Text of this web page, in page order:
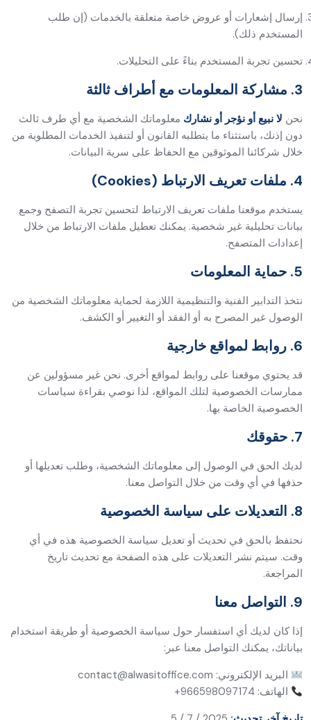
إرسال إشعارات أو عروض خاصة متعلقة بالخدمات (إن طلب
المستخدم ذلك).
تحسين تجربة المستخدم بناءً على التحليلات.
3. مشاركة المعلومات مع أطراف ثالثة
نحن لا نبيع أو نؤجر أو نشارك معلوماتك الشخصية مع أي طرف ثالث
دون إذنك، باستثناء ما يتطلبه القانون أو لتنفيذ الخدمات المطلوبة من
خلال شركائنا الموثوقين مع الحفاظ على سرية البيانات.
4. ملفات تعريف الارتباط (Cookies)
يستخدم موقعنا ملفات تعريف الارتباط لتحسين تجربة التصفح وجمع
بيانات تحليلية غير شخصية. يمكنك تعطيل ملفات الارتباط من خلال
إعدادات المتصفح.
5. حماية المعلومات
نتخذ التدابير الفنية والتنظيمية اللازمة لحماية معلوماتك الشخصية من
الوصول غير المصرح به أو الفقد أو التغيير أو الكشف.
6. روابط لمواقع خارجية
قد يحتوي موقعنا على روابط لمواقع أخرى. نحن غير مسؤولين عن
ممارسات الخصوصية لتلك المواقع، لذا نوصي بقراءة سياسات
الخصوصية الخاصة بها.
7. حقوقك
لديك الحق في الوصول إلى معلوماتك الشخصية، وطلب تعديلها أو
حذفها في أي وقت من خلال التواصل معنا.
8. التعديلات على سياسة الخصوصية
نحتفظ بالحق في تحديث أو تعديل سياسة الخصوصية هذه في أي
وقت. سيتم نشر التعديلات على هذه الصفحة مع تحديث تاريخ
المراجعة.
9. التواصل معنا
إذا كان لديك أي استفسار حول سياسة الخصوصية أو طريقة استخدام
بياناتك، يمكنك التواصل معنا عبر:
البريد الإلكتروني: contact@alwasitoffice.com
الهاتف: 966598097174+